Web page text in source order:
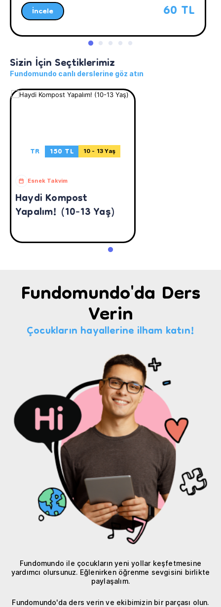
İncele 60 TL
Sizin İçin Seçtiklerimiz
Fundomundo canlı derslerine göz atın
TR 150 TL 10 - 13 Yaş
Esnek Takvim
Haydi Kompost
Yapalım! (10-13 Yaş)
Fundomundo'da Ders
Verin
Çocukların hayallerine ilham katın!
Fundomundo ile çocukların yeni yollar keşfetmesine
yardımcı olursunuz. Eğlenirken öğrenme sevgisini birlikte
paylaşalım.
Fundomundo'da ders verin ve ekibimizin bir parçası olun.